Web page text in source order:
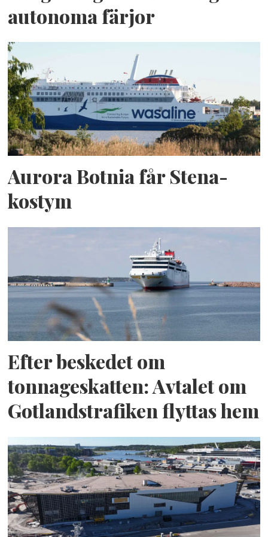
autonoma färjor
Aurora Botnia får Stena-
kostym
Efter beskedet om
tonnageskatten: Avtalet om
Gotlandstrafiken flyttas hem